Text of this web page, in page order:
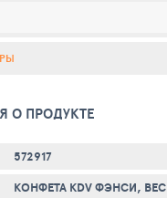
О ПРОДУКТЕ
572917
КОНФЕТА KDV ФЭНСИ, ВЕС